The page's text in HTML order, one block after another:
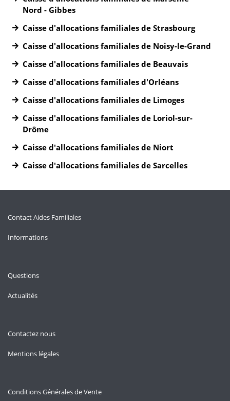
Nord - Gibbes
Caisse d'allocations familiales de Strasbourg
Caisse d'allocations familiales de Noisy-le-Grand
Caisse d'allocations familiales de Beauvais
Caisse d'allocations familiales d'Orléans
Caisse d'allocations familiales de Limoges
Caisse d'allocations familiales de Loriol-sur-
Drôme
Caisse d'allocations familiales de Niort
Caisse d'allocations familiales de Sarcelles
Contact Aides Familiales
Informations
Questions
Actualités
Contactez nous
Mentions légales
Conditions Générales de Vente